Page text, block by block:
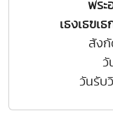
พระ
เธงเธฃเ
สัง
วั
วันรับ